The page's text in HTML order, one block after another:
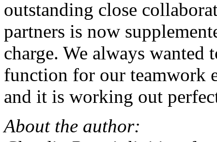
outstanding close
partners is now
charge. We always
function for our teamwork
and it is working out
About the author: